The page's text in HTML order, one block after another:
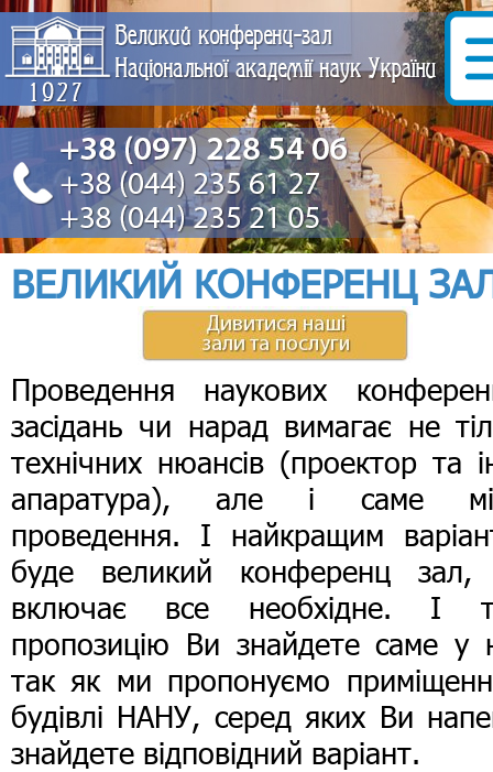
ВЕЛИКИЙ КОНФЕРЕНЦ
Проведення наукових
засідань чи нарад вимагає не
технічних нюансів (проектор та
апаратура), але і саме
проведення. І найкращим
буде великий конференц
включає все необхідне. І
пропозицію Ви знайдете саме у
так як ми пропонуємо
будівлі НАНУ, серед яких Ви
знайдете відповідний варіант.